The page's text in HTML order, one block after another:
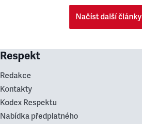
Načíst další články
Respekt
Redakce
Kontakty
Kodex Respektu
Nabídka předplatného